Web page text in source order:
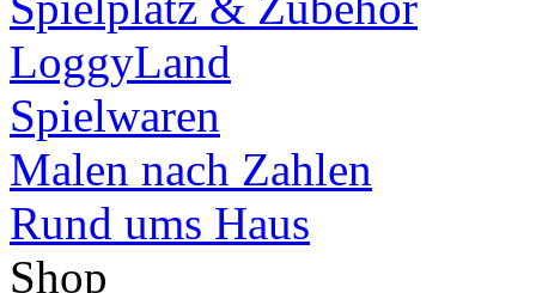
LoggyLand
Spielwaren
Malen nach Zahlen
Rund ums Haus
Shop